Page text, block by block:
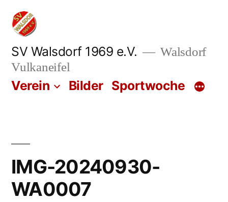
Zum
Inhalt
springen
SV Walsdorf 1969 e.V.
Walsdorf
Vulkaneifel
Verein Bilder Sportwoche
IMG-20240930-
WA0007